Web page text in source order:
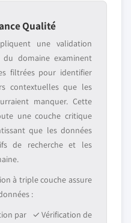
Qualité
une validation
domaine examinent
filtrées pour identifier
contextuelles que les
manquer. Cette
une couche critique
que les données
de recherche et les
à triple couche assure
:
par
✓ Vérification de